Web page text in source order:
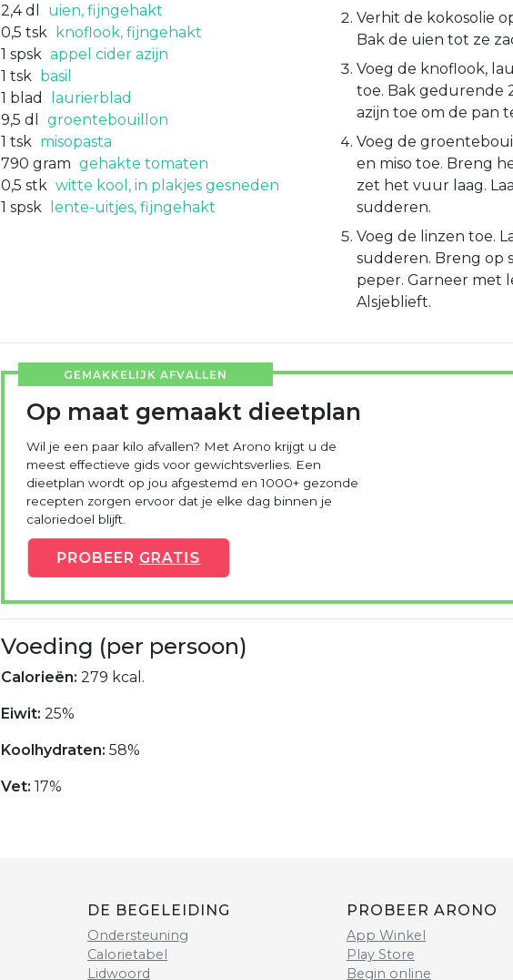
2,4 dl
uien, fijngehakt
0,5 tsk
knoflook, fijngehakt
1 spsk appel cider azijn
1 tsk basil
1 blad
laurierblad
9,5 dl
groentebouillon
1 tsk misopasta
790 gram gehakte tomaten
0,5 stk witte kool, in plakjes gesneden
1 spsk lente-uitjes, fijngehakt
Verhit de kokosolie
Bak de uien tot ze
Voeg de knoflook,
toe. Bak gedurende
azijn toe om de pan
Voeg de
en miso toe. Breng
zet het vuur laag.
sudderen.
Voeg de linzen toe.
sudderen. Breng op
peper. Garneer met
Alsjeblieft.
GEMAKKELIJK AFVALLEN
Op maat gemaakt dieetplan
Wil je een paar kilo afvallen? Met Arono krijgt u de
meest effectieve gids voor gewichtsverlies. Een
dieetplan wordt op jou afgestemd en 1000+ gezonde
recepten zorgen ervoor dat je elke dag binnen je
caloriedoel blijft.
PROBEER GRATIS
Voeding (per persoon)
Calorieën: 279 kcal.
Eiwit: 25%
Koolhydraten: 58%
Vet: 17%
DE BEGELEIDING
Ondersteuning
Calorietabel
Lidwoord
PROBEER ARONO
App Winkel
Play Store
Begin online